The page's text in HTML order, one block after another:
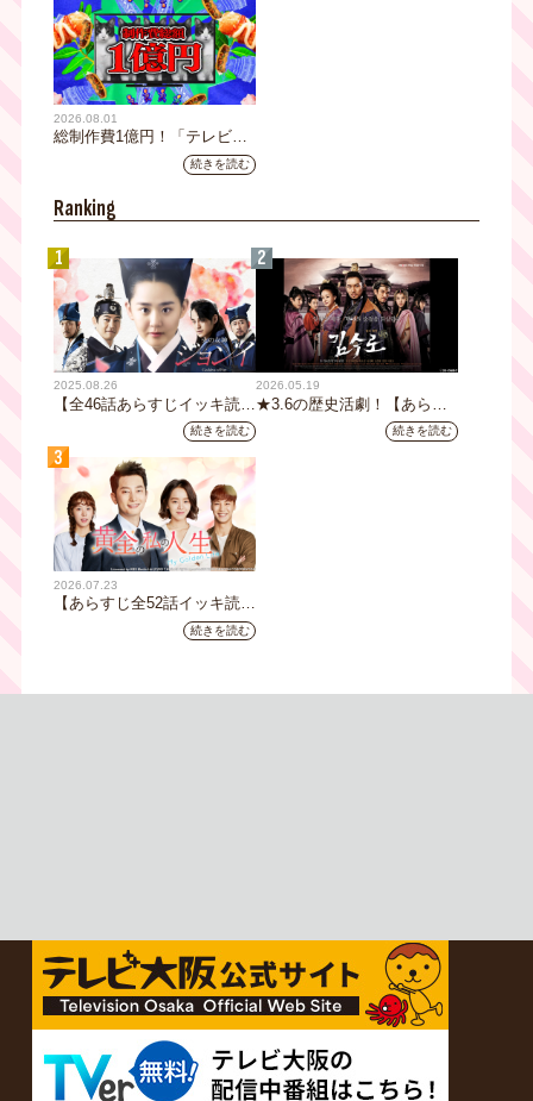
2026.08.01
総制作費1億円！「テレビ大
阪ネクストIPプロジェクト」
第1弾採用企画が決定 第2弾
続きを読む
Ranking
1
2025.08.26
【全46話あらすじイッキ読
み】韓国ドラマ『火の女神
ジョンイ』｜テレビ大阪 9
月11日（木）朝8時放送スタ
ート
続きを読む
2
2026.05.19
★3.6の歴史活劇！【あらす
じ全32話イッキ読み】韓国ド
ラマ『鉄の王 キム・スロ』
続きを読む
3
2026.07.23
【あらすじ全52話イッキ読
み】韓国ドラマ『黄金の私の
人生』｜テレビ大阪 月曜～
続きを読む